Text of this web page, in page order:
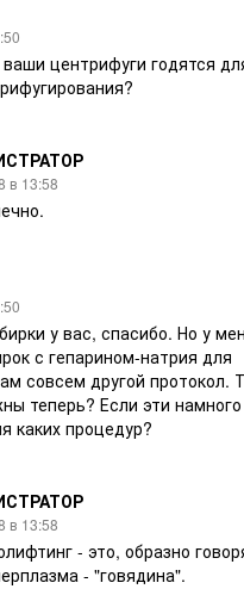
центрифуги годятся
в 13:58
у вас, спасибо. Но у
с гепарином-натрия для
совсем другой протокол.
теперь? Если эти
каких процедур?
в 13:58
- это, образно
- "говядина".